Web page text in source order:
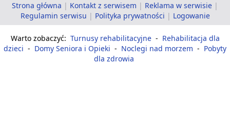
Strona główna | Kontakt z serwisem | Reklama w serwisie |
Regulamin serwisu | Polityka prywatności | Logowanie
Warto zobaczyć: Turnusy rehabilitacyjne - Rehabilitacja dla
dzieci - Domy Seniora i Opieki - Noclegi nad morzem - Pobyty
dla zdrowia